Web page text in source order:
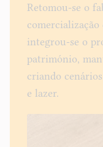
Retomou-se o
comercialização
integrou-se o
património,
criando
e lazer.